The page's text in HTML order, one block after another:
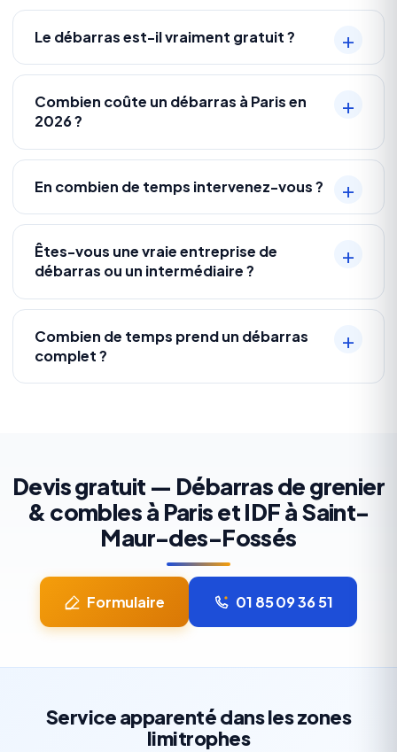
Le débarras est-il vraiment gratuit ?
Combien coûte un débarras à Paris en
2026 ?
En combien de temps intervenez-vous ?
Êtes-vous une vraie entreprise de
débarras ou un intermédiaire ?
Combien de temps prend un débarras
complet ?
Devis gratuit — Débarras de grenier
& combles à Paris et IDF à Saint-
Maur-des-Fossés
Formulaire 01 85 09 36 51
Service apparenté dans les zones
limitrophes